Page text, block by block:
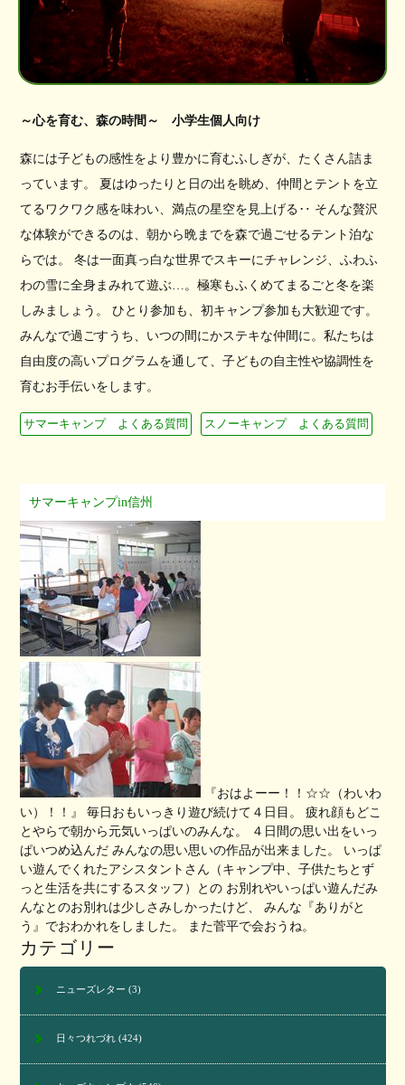
～心を育む、森の時間～ 小学生個人向け
森には子どもの感性をより豊かに育むふしぎが、たくさん詰ま
っています。 夏はゆったりと日の出を眺め、仲間とテントを立
てるワクワク感を味わい、満点の星空を見上げる‥ そんな贅沢
な体験ができるのは、朝から晩までを森で過ごせるテント泊な
らでは。 冬は一面真っ白な世界でスキーにチャレンジ、ふわふ
わの雪に全身まみれて遊ぶ…。極寒もふくめてまるごと冬を楽
しみましょう。 ひとり参加も、初キャンプ参加も大歓迎です。
みんなで過ごすうち、いつの間にかステキな仲間に。私たちは
自由度の高いプログラムを通して、子どもの自主性や協調性を
育むお手伝いをします。
サマーキャンプ よくある質問 スノーキャンプ よくある質問
サマーキャンプin信州
『おはよーー！！☆☆（わいわ
い）！！』 毎日おもいっきり遊び続けて４日目。 疲れ顔もどこ
とやらで朝から元気いっぱいのみんな。 ４日間の思い出をいっ
ぱいつめ込んだ みんなの思い思いの作品が出来ました。 いっぱ
い遊んでくれたアシスタントさん（キャンプ中、子供たちとず
っと生活を共にするスタッフ）との お別れやいっぱい遊んだみ
んなとのお別れは少しさみしかったけど、 みんな『ありがと
う』でおわかれをしました。 また菅平で会おうね。
カテゴリー
ニューズレター (3)
日々つれづれ(424)